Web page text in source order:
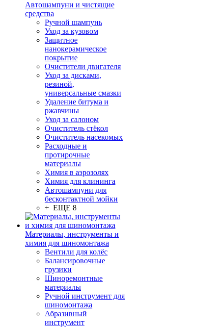
Автошампуни и чистящие
средства
Ручной шампунь
Уход за кузовом
Защитное
нанокерамическое
покрытие
Очистители двигателя
Уход за дисками,
резиной,
универсальные смазки
Удаление битума и
ржавчины
Уход за салоном
Очиститель стёкол
Очиститель насекомых
Расходные и
протирочные
материалы
Химия в аэрозолях
Химия для клининга
Автошампуни для
бесконтактной мойки
+ ЕЩЕ 8
Материалы, инструменты и
химия для шиномонтажа
Вентили для колёс
Балансировочные
грузики
Шиноремонтные
материалы
Ручной инструмент для
шиномонтажа
Абразивный
инструмент